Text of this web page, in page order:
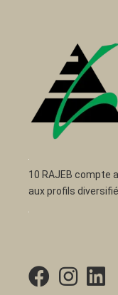
10 RAJEB compte
aux profils